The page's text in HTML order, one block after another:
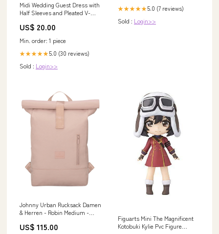
Midi Wedding Guest Dress with
Half Sleeves and Pleated V-
US$ 20.00
Min. order: 1 piece
★★★★★5.0 (30 reviews)
Sold : Login>>
★★★★★5.0 (7 reviews)
Sold : Login>>
Johnny Urban Rucksack Damen
& Herren - Robin Medium -
Business Fahrra ts
US$ 115.00
Figuarts Mini The Magnificent
Kotobuki Kylie Pvc Figure